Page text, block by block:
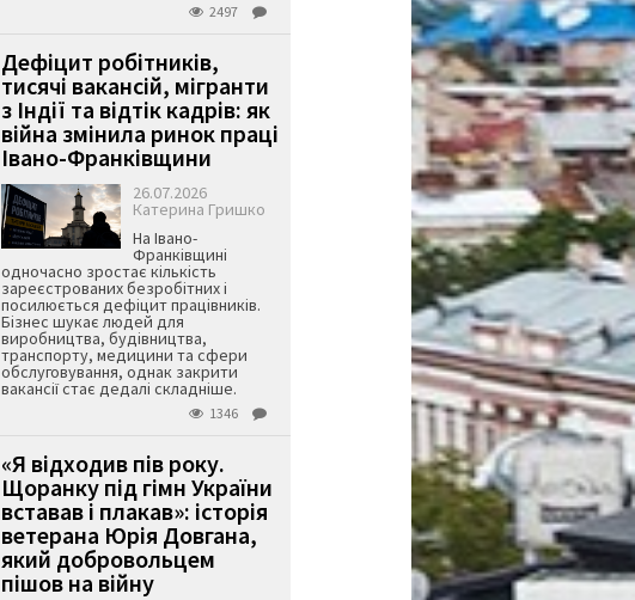
2497
Дефіцит робітників,
тисячі вакансій, мігранти
з Індії та відтік кадрів: як
війна змінила ринок праці
Івано-Франківщини
26.07.2026
Катерина Гришко
На Івано-
Франківщині
одночасно зростає кількість
зареєстрованих безробітних і
посилюється дефіцит працівників.
Бізнес шукає людей для
виробництва, будівництва,
транспорту, медицини та сфери
обслуговування, однак закрити
вакансії стає дедалі складніше.
1346
«Я відходив пів року.
Щоранку під гімн України
вставав і плакав»: історія
ветерана Юрія Довгана,
який добровольцем
пішов на війну